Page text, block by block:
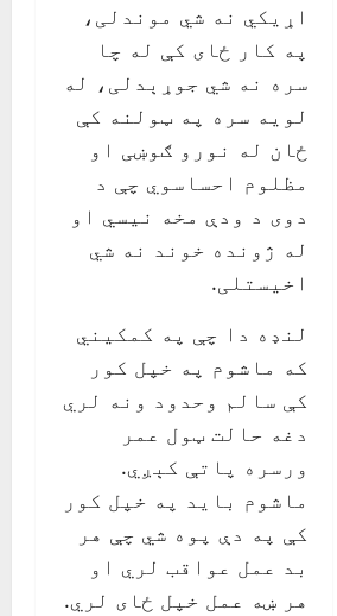
اړیکي نه شي موندلی،
په کار ځای کې له چا
سره نه شي جوړېدلی، له
لویه سره په ټولنه کې
ځان له نورو ګوښی او
مظلوم احساسوي چې د
دوی د ودې مخه نیسي او
له ژونده خوند نه شي
اخیستلی.
لنډه دا چې په کمکیني
که ماشوم په خپل کور
کې سالم وحدود ونه لري
دغه حالت ټول عمر
ورسره پاتې کېږي.
ماشوم باید په خپل کور
کې په دې پوه شي چې هر
بد عمل عواقب لري او
هر ښه عمل خپل ځای لري.